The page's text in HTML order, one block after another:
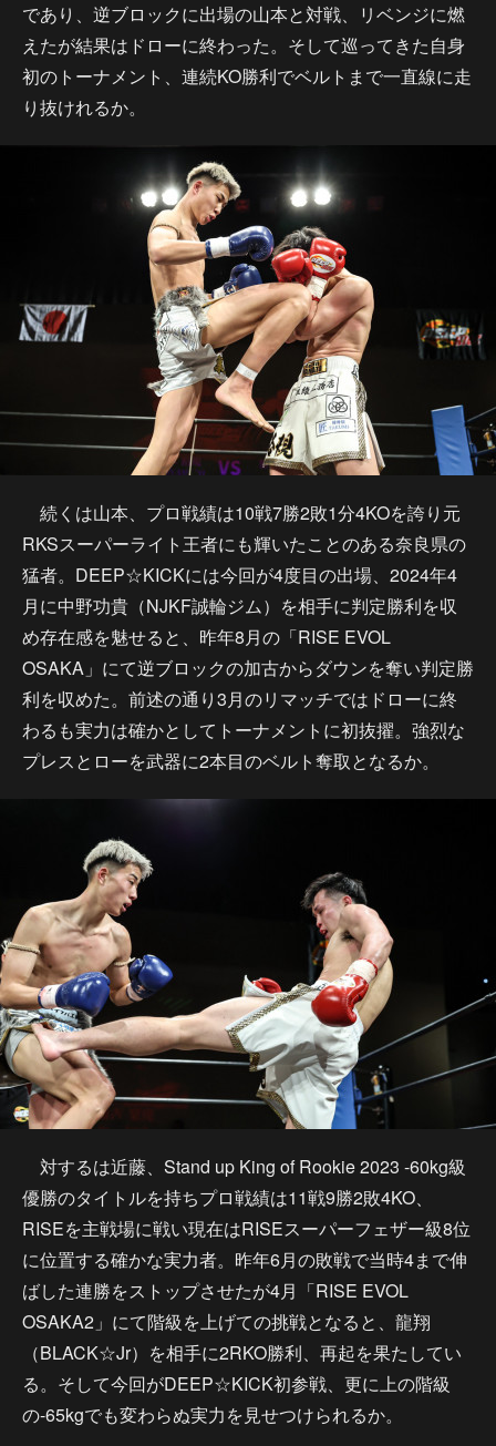
であり、逆ブロックに出場の山本と対戦、リベンジに燃
えたが結果はドローに終わった。そして巡ってきた自身
初のトーナメント、連続KO勝利でベルトまで一直線に走
り抜けれるか。
続くは山本、プロ戦績は10戦7勝2敗1分4KOを誇り元
RKSスーパーライト王者にも輝いたことのある奈良県の
猛者。DEEP☆KICKには今回が4度目の出場、2024年4
月に中野功貴（NJKF誠輪ジム）を相手に判定勝利を収
め存在感を魅せると、昨年8月の「RISE EVOL
OSAKA」にて逆ブロックの加古からダウンを奪い判定勝
利を収めた。前述の通り3月のリマッチではドローに終
わるも実力は確かとしてトーナメントに初抜擢。強烈な
プレスとローを武器に2本目のベルト奪取となるか。
対するは近藤、Stand up King of Rookie 2023 -60kg級
優勝のタイトルを持ちプロ戦績は11戦9勝2敗4KO、
RISEを主戦場に戦い現在はRISEスーパーフェザー級8位
に位置する確かな実力者。昨年6月の敗戦で当時4まで伸
ばした連勝をストップさせたが4月「RISE EVOL
OSAKA2」にて階級を上げての挑戦となると、龍翔
（BLACK☆Jr）を相手に2RKO勝利、再起を果たしてい
る。そして今回がDEEP☆KICK初参戦、更に上の階級
の-65kgでも変わらぬ実力を見せつけられるか。